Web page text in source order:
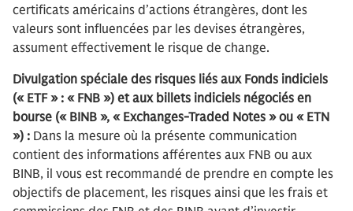
certificats américains d’actions étrangères, dont les
valeurs sont influencées par les devises étrangères,
assument effectivement le risque de change.
Divulgation spéciale des risques liés aux Fonds indiciels
(« ETF » : « FNB ») et aux billets indiciels négociés en
bourse (« BINB », « Exchanges-Traded Notes » ou « ETN
») : Dans la mesure où la présente communication
contient des informations afférentes aux FNB ou aux
BINB, il vous est recommandé de prendre en compte les
objectifs de placement, les risques ainsi que les frais et